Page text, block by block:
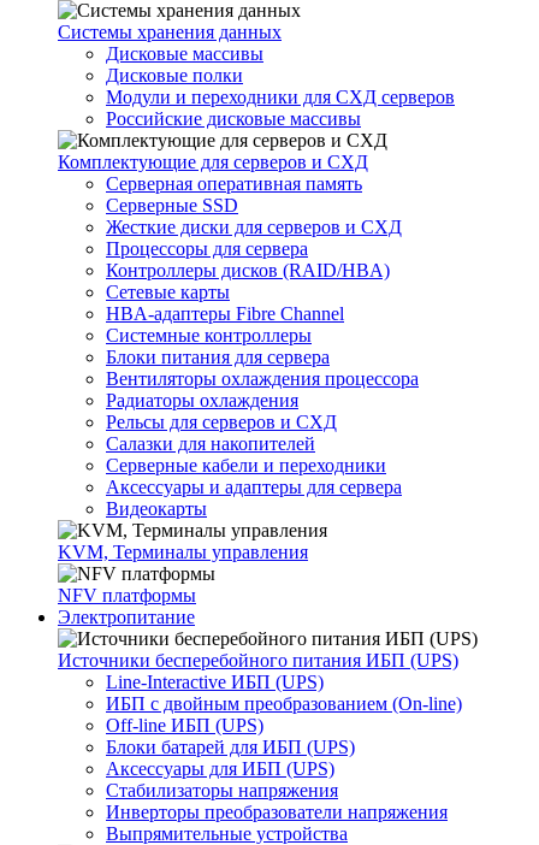
Системы хранения данных
Дисковые массивы
Дисковые полки
Модули и переходники для СХД серверов
Российские дисковые массивы
Комплектующие для серверов и СХД
Серверная оперативная память
Серверные SSD
Жесткие диски для серверов и СХД
Процессоры для сервера
Контроллеры дисков (RAID/HBA)
Сетевые карты
HBA-адаптеры Fibre Channel
Системные контроллеры
Блоки питания для сервера
Вентиляторы охлаждения процессора
Радиаторы охлаждения
Рельсы для серверов и СХД
Салазки для накопителей
Серверные кабели и переходники
Аксессуары и адаптеры для сервера
Видеокарты
KVM, Терминалы управления
NFV платформы
Электропитание
Источники бесперебойного питания ИБП (UPS)
Line-Interactive ИБП (UPS)
ИБП с двойным преобразованием (On-line)
Off-line ИБП (UPS)
Блоки батарей для ИБП (UPS)
Аксессуары для ИБП (UPS)
Стабилизаторы напряжения
Инверторы преобразователи напряжения
Выпрямительные устройства